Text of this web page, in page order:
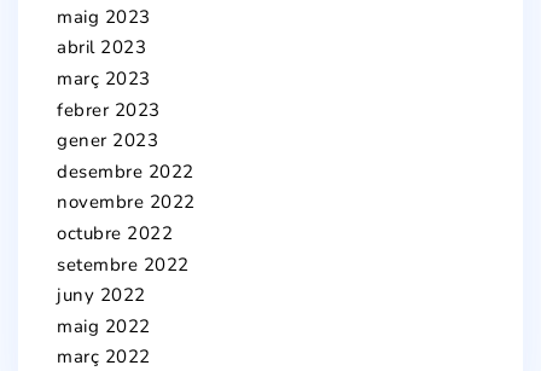
maig 2023
abril 2023
març 2023
febrer 2023
gener 2023
desembre 2022
novembre 2022
octubre 2022
setembre 2022
juny 2022
maig 2022
març 2022